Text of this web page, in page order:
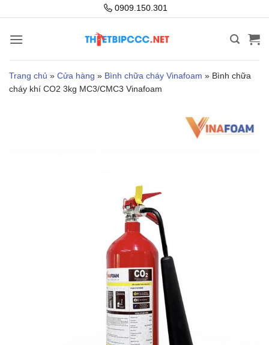
nội
0909.150.301
Trang chủ » Cửa hàng » Bình chữa cháy Vinafoam » Bình chữa
cháy khí CO2 3kg MC3/CMC3 Vinafoam